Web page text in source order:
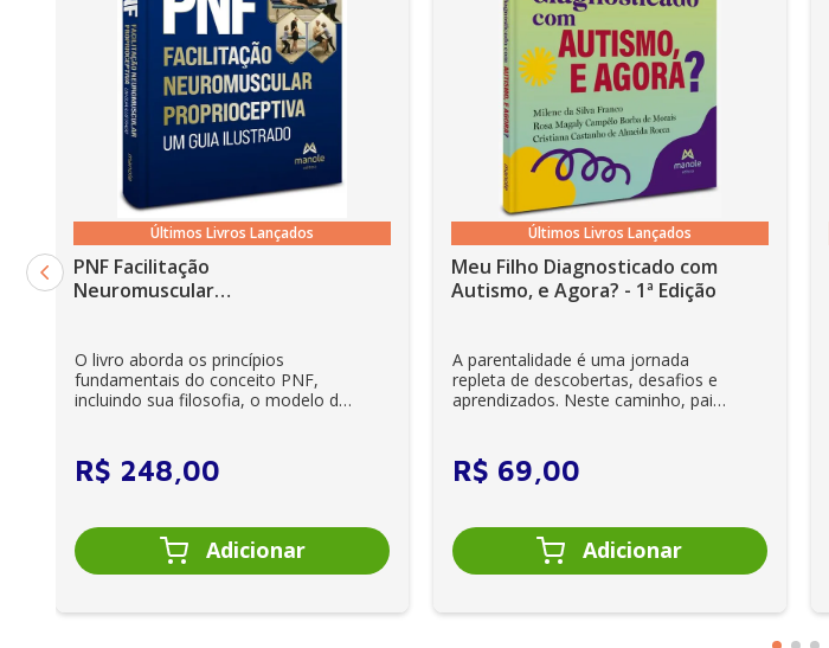
Últimos Livros Lançados
PNF Facilitação
Neuromuscular
O livro aborda os princípios
fundamentais do conceito PNF,
incluindo sua filosofia, o modelo da
R$ 248,00
Últimos Livros Lançados
Meu Filho Diagnosticado com
Autismo, e Agora? - 1ª Edição
A parentalidade é uma jornada
repleta de descobertas, desafios e
aprendizados. Neste caminho, pais
R$ 69,00